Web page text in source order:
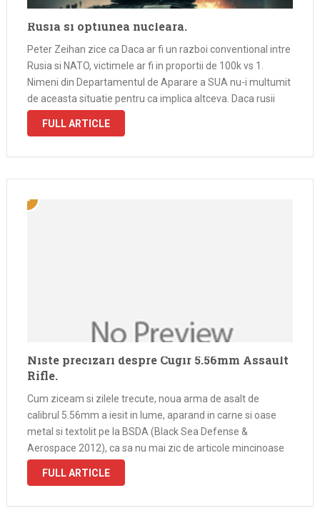
Rusia si optiunea nucleara.
Peter Zeihan zice ca Daca ar fi un razboi conventional intre
Rusia si NATO, victimele ar fi in proportii de 100k vs 1.
Nimeni din Departamentul de Aparare a SUA nu-i multumit
de aceasta situatie pentru ca implica altceva. Daca rusii
vad asta ca pe un …
FULL ARTICLE
Niste precizari despre Cugir 5.56mm Assault
Rifle.
Cum ziceam si zilele trecute, noua arma de asalt de
calibrul 5.56mm a iesit in lume, aparand in carne si oase
metal si textolit pe la BSDA (Black Sea Defense &
Aerospace 2012), ca sa nu mai zic de articole mincinoase
in presa. Conform domnului Dan …
FULL ARTICLE